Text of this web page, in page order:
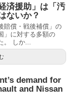
済援助」は「汚
ないか？
賠償・戦後補償」の
」に対する多額の
。 しか...
demand for
and Nissan